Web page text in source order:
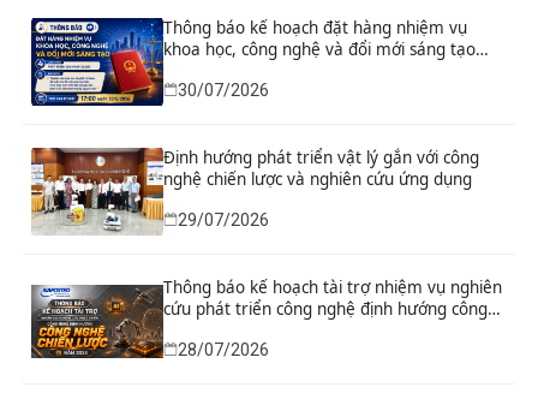
Thông báo kế hoạch đặt hàng nhiệm vụ
khoa học, công nghệ và đổi mới sáng tạo
“Nghiên cứu khoa học tổng kết thi hành, đề
xuất sửa đổi, bổ sung toàn diện Hiến pháp
30/07/2026
Định hướng phát triển vật lý gắn với công
nghệ chiến lược và nghiên cứu ứng dụng
29/07/2026
Thông báo kế hoạch tài trợ nhiệm vụ nghiên
cứu phát triển công nghệ định hướng công
nghệ chiến lược năm 2026
28/07/2026